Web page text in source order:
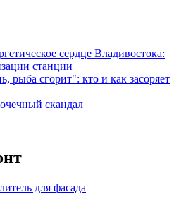
сердце Владивостока:
станции
рыба сгорит": кто и как засоряет
скандал
для фасада